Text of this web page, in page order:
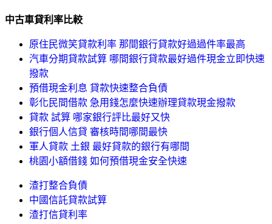
中古車貸利率比較
原住民微笑貸款利率 那間銀行貸款好過過件率最高
汽車分期貸款試算 哪間銀行貸款最好過件現金立即快速
撥款
預借現金利息 貸款快速整合負債
彰化民間借款 急用錢怎麼快速辦理貸款現金撥款
貸款 試算 哪家銀行評比最好又快
銀行個人信貸 審核時間哪間最快
軍人貸款 土銀 最好貸款的銀行有哪間
桃園小額借錢 如何預借現金安全快速
渣打整合負債
中國信託貸款試算
渣打信貸利率